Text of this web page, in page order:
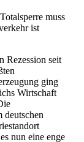
muss
ist
Rezession seit
ging
Wirtschaft
deutschen
nun eine enge